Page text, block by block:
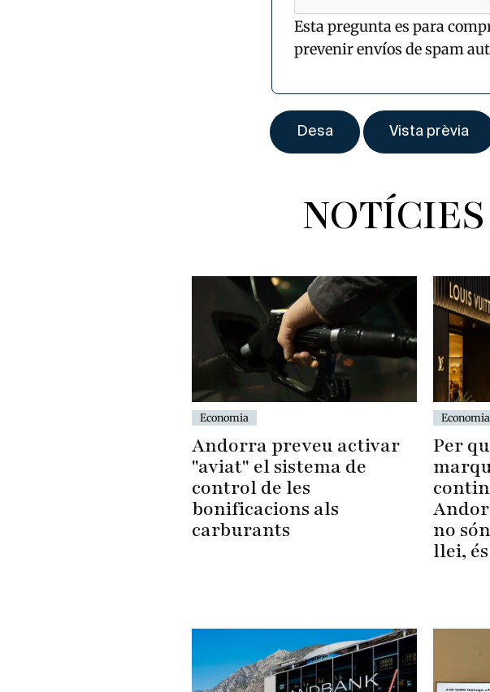
Esta pregunta es para
prevenir envíos de spam
Economia
Andorra preveu activar
"aviat" el sistema de
control de les
bonificacions als
carburants
Economia
Per
no
llei,